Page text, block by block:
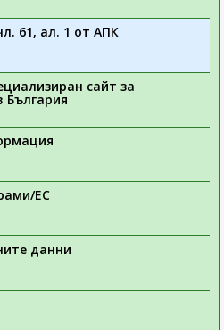
61, ал. 1 от АПК
сайт за
България
ЕС
данни